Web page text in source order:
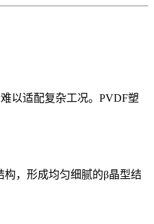
以适配复杂工况。PVDF塑
，形成均匀细腻的β晶型结